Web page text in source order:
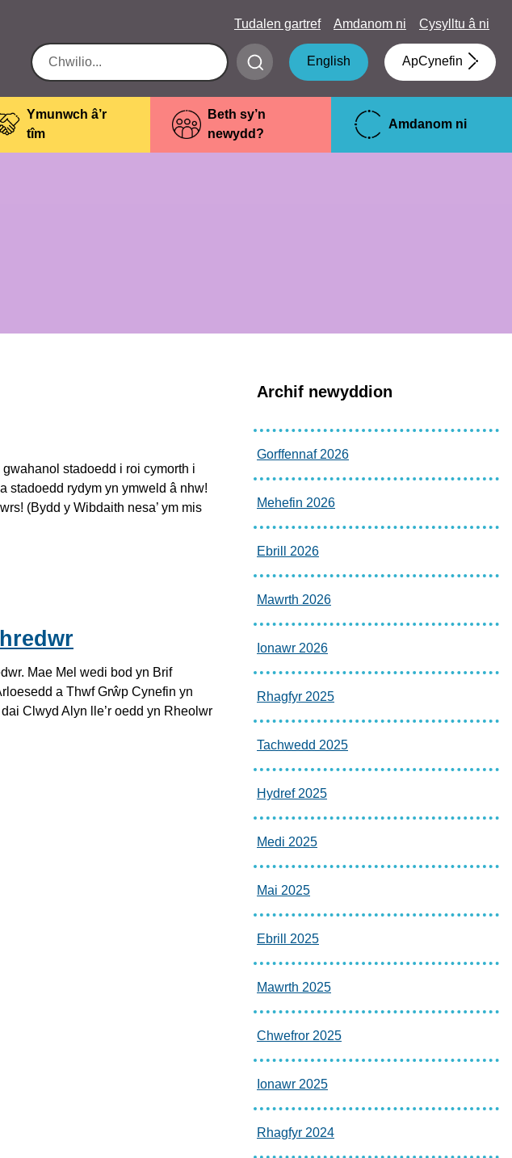
Tudalen gartref Amdanom ni Cysylltu â ni
Submit
search
English ApCynefin
Ymunwch â’r
tîm
Beth sy’n
newydd?
Amdanom ni
stadoedd i roi cymorth i
stadoedd rydym yn ymweld â nhw!
(Bydd y Wibdaith nesa’ ym mis
Mae Mel wedi bod yn Brif
a Thwf Grŵp Cynefin yn
Clwyd Alyn lle’r oedd yn Rheolwr
Archif newyddion
Gorffennaf 2026
Mehefin 2026
Ebrill 2026
Mawrth 2026
Ionawr 2026
Rhagfyr 2025
Tachwedd 2025
Hydref 2025
Medi 2025
Mai 2025
Ebrill 2025
Mawrth 2025
Chwefror 2025
Ionawr 2025
Rhagfyr 2024